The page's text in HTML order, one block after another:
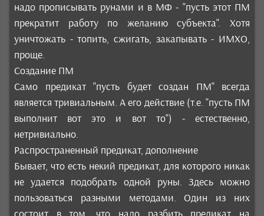
надо прописывать рунами и в МФ - "пусть этот ПМ
прекратит работу по желанию субъекта". Хотя
уничтожать - топить, сжигать, закапывать - ИМХО,
проще.
Создание ПМ
Само предикат "пусть будет создан ПМ" всегда
является тривиальным. А его действие (т.е. "пусть ПМ
выполнит вот это и вот то") - естественно,
нетривиально.
Распространенный предикат, дополнение
Бывает, что есть некий предикат, для которого никак
не удается подобрать одной руны. Здесь можно
пользоваться разными методами. Один из них